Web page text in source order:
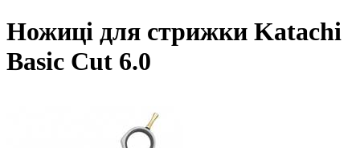
Ножиці для стрижки Katachi
Basic Cut 6.0